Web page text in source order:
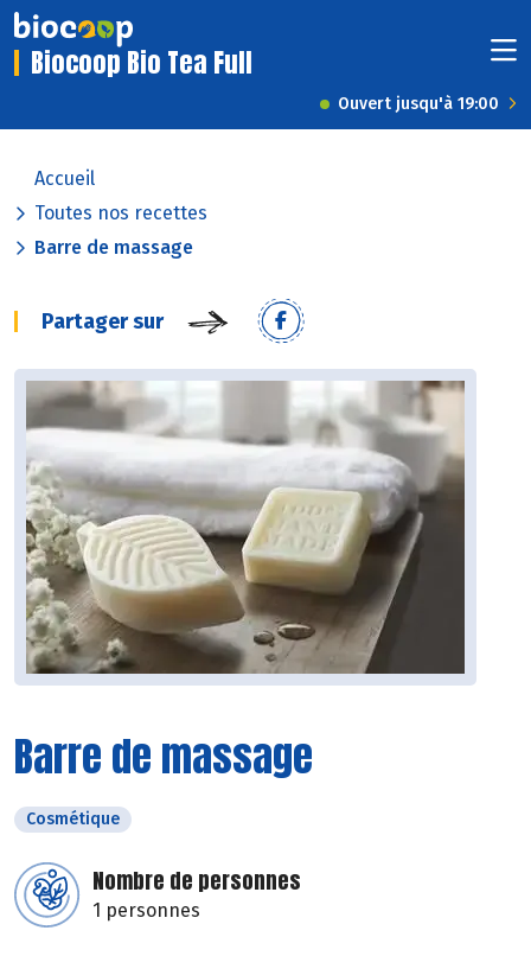
Biocoop Bio Tea Full
Ouvert jusqu'à 19:00
Accueil
Toutes nos recettes
Barre de massage
Partager sur
Barre de massage
Cosmétique
Nombre de personnes
1 personnes